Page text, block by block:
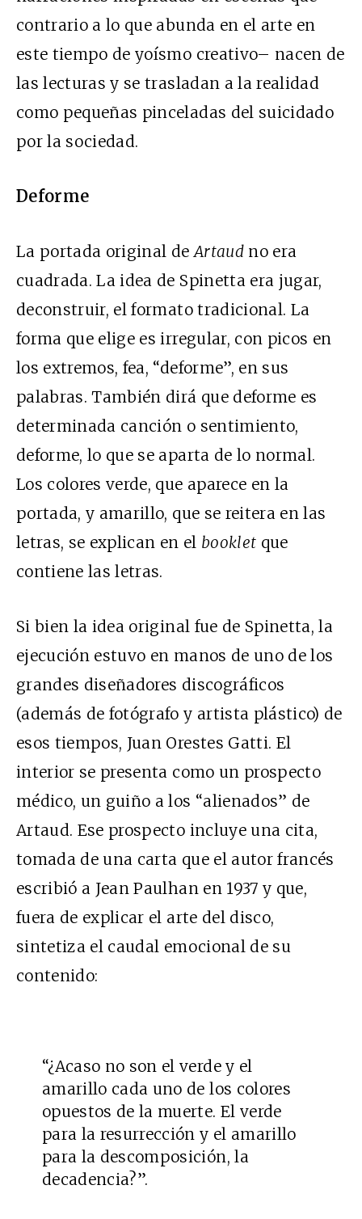
contrario a lo que abunda en el arte en
este tiempo de yoísmo creativo– nacen de
las lecturas y se trasladan a la realidad
como pequeñas pinceladas del suicidado
por la sociedad.
Deforme
La portada original deArtaud no era
cuadrada. La idea de Spinetta era jugar,
deconstruir, el formato tradicional. La
forma que elige es irregular, con picos en
los extremos, fea, “deforme”, en sus
palabras. También dirá que deforme es
determinada canción o sentimiento,
deforme, lo que se aparta de lo normal.
Los colores verde, que aparece en la
portada, y amarillo, que se reitera en las
letras, se explican en el booklet que
contiene las letras.
Si bien la idea original fue de Spinetta, la
ejecución estuvo en manos de uno de los
grandes diseñadores discográficos
(además de fotógrafo y artista plástico) de
esos tiempos, Juan Orestes Gatti. El
interior se presenta como un prospecto
médico, un guiño a los “alienados” de
Artaud. Ese prospecto incluye una cita,
tomada de una carta que el autor francés
escribió a Jean Paulhan en 1937 y que,
fuera de explicar el arte del disco,
sintetiza el caudal emocional de su
contenido:
“¿Acaso no son el verde y el
amarillo cada uno de los colores
opuestos de la muerte. El verde
para la resurrección y el amarillo
para la descomposición, la
decadencia?”.